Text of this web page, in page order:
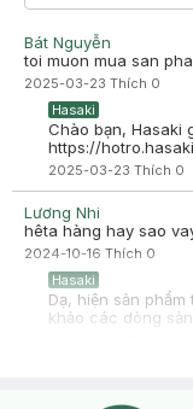
Bát Nguyễn
toi muon mua san
2025-03-23 Thích 0
Hasaki
Chào bạn, Hasaki
https://
2025-03-23 Thích 0
Lương Nhi
hêta hàng hay sao
2024-10-16 Thích 0
Hasaki
Dạ, hiện sản
khảo các dòng